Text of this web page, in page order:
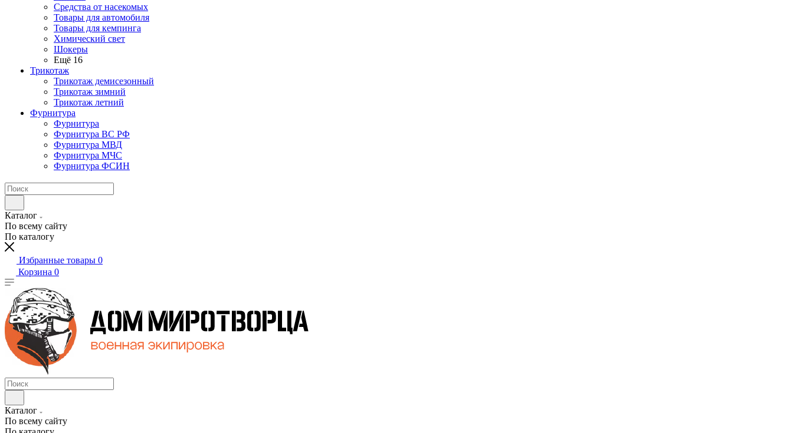
Средства от насекомых
Товары для автомобиля
Товары для кемпинга
Химический свет
Шокеры
Ещё 16
Трикотаж
Трикотаж демисезонный
Трикотаж зимний
Трикотаж летний
Фурнитура
Фурнитура
Фурнитура ВС РФ
Фурнитура МВД
Фурнитура МЧС
Фурнитура ФСИН
Каталог
По всему сайту
По каталогу
Избранные товары 0
Корзина 0
Каталог
По всему сайту